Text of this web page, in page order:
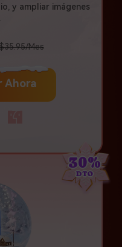
y ampliar imágenes
Mes
Ahora
30%
DTO